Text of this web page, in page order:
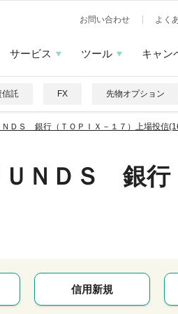
お問い合わせ よく
サービス ツール キャン
信託 FX 先物オプション
ＤＳ 銀行（ＴＯＰＩＸ－１７）上場投信
ＮＤＳ 銀行
信用新規